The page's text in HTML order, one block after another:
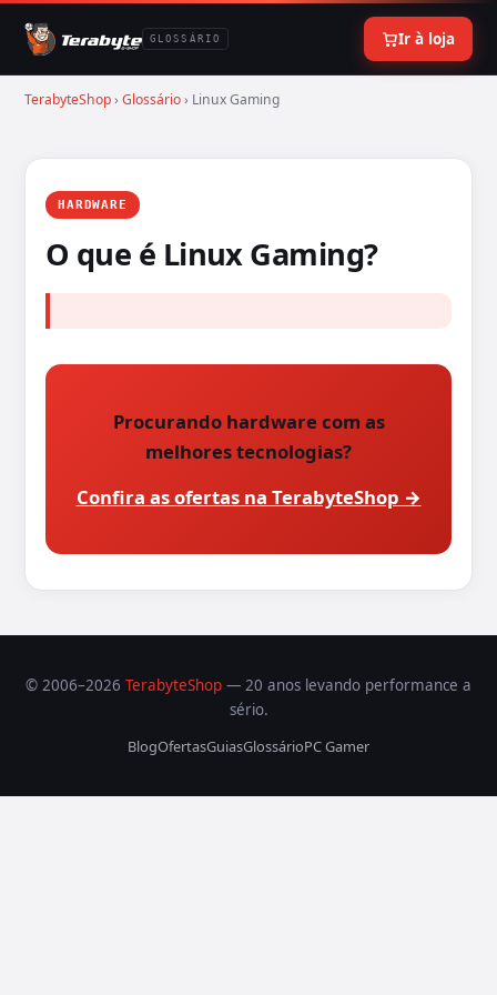
GLOSSÁRIO Ir à loja
TerabyteShop› Glossário› Linux Gaming
HARDWARE
O que é Linux Gaming?
Procurando hardware com as
melhores tecnologias?
Confira as ofertas na TerabyteShop →
© 2006–2026 TerabyteShop — 20 anos levando performance a
sério.
BlogOfertasGuiasGlossárioPC Gamer